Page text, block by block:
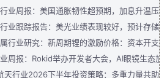
业周报：美国通胀韧性超预期，加息升温压
业跟踪报告：美光业绩表现较好，预计存储
行业研究：新周期锂的激励价格：资本开支
周报：Rokid举办开发者大会，AI眼镜生态
天行业2026下半年投资策略：多重力量共助